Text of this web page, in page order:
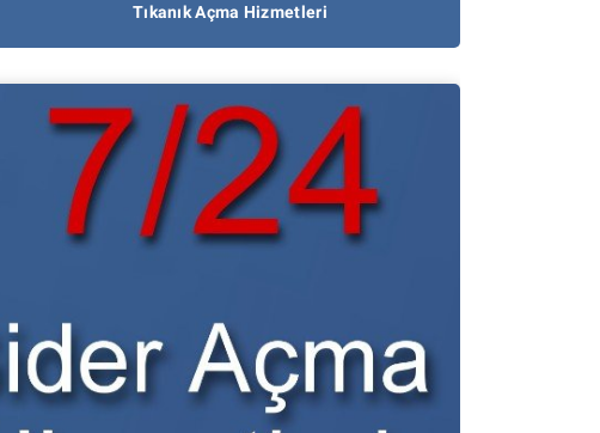
Tıkanık Açma Hizmetleri